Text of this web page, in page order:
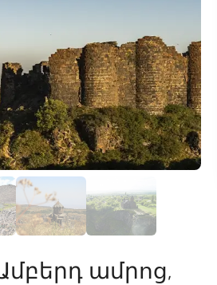
ամրոց,